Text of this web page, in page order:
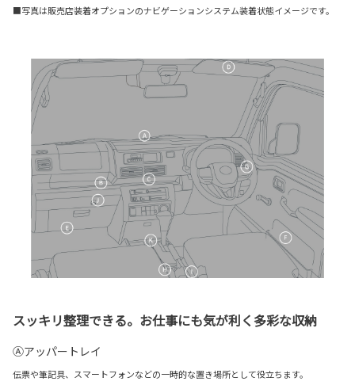
■写真は販売店装着オプションのナビゲーションシステム装着状態イメージです。
スッキリ整理できる。お仕事にも気が利く多彩な収納
Ⓐアッパートレイ
伝票や筆記具、スマートフォンなどの一時的な置き場所として役立ちます。